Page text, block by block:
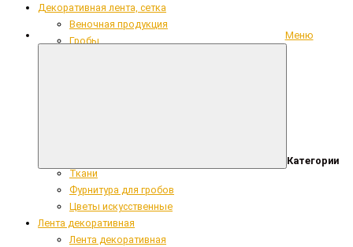
Меню
Категории
Декоративная лента, сетка
Веночная продукция
Гробы
Ткани
Фурнитура для гробов
Цветы искусственные
Лента декоративная
Лента декоративная